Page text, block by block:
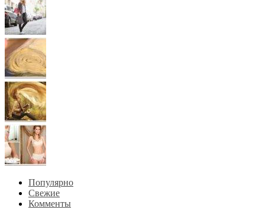
Популярно
Свежие
Комменты